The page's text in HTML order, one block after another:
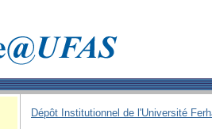
Dépôt Institutionnel de l'Université